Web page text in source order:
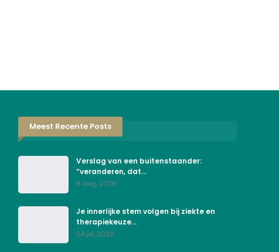
Meest Recente Posts
Verslag van een buitenstaander:
“veranderen, dat…
6 aug, 2026
Je innerlijke stem volgen bij ziekte en
therapiekeuze…
24 jul, 2026